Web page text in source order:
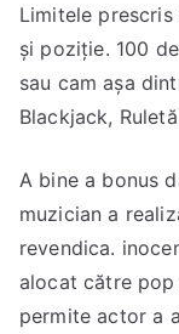
Limitele
și poziție. 100
sau cam așa
Blackjack,
A bine a bonus
muzician a
revendica.
alocat către
permite actor a